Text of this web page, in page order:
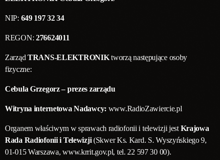
NIP: 649 197 32 34
REGON: 276624011
Zarząd TRANS-ELEKTRONIKtworzą następujące osoby
fizyczne:
Cebula Grzegorz – prezes zarządu
Witryna internetowa Nadawcy: www.RadioZawiercie.pl
Organem właściwym w sprawach radiofonii i telewizji jest Krajowa
Rada Radiofonii i Telewizji(Skwer Ks. Kard. S. Wyszyńskiego 9,
01-015 Warszawa, www.krrit.gov.pl, tel. 22 597 30 00).